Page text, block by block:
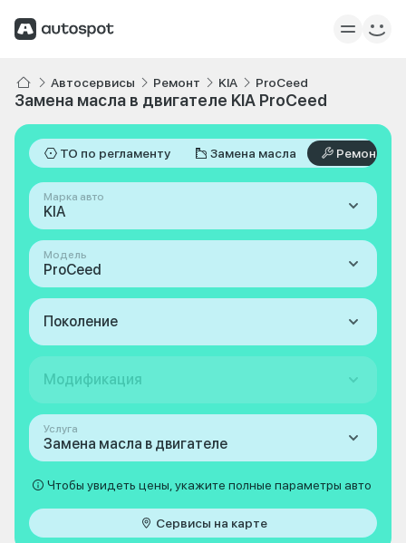
Автосервисы Ремонт KIA ProCeed
Замена масла в двигателе KIA ProCeed
ТО по регламенту Замена масла Ремонт
Марка авто
KIA
Модель
ProCeed
Поколение
Модификация
Услуга
Замена масла в двигателе
Чтобы увидеть цены, укажите полные параметры авто
Сервисы на карте